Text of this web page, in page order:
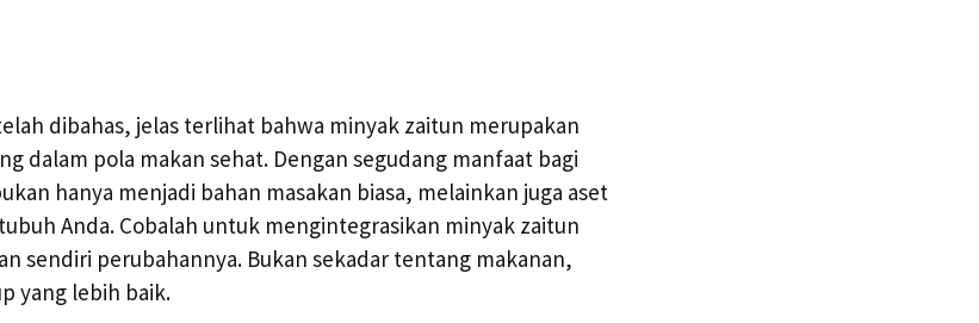
dibahas, jelas terlihat bahwa minyak zaitun merupakan
dalam pola makan sehat. Dengan segudang manfaat bagi
hanya menjadi bahan masakan biasa, melainkan juga aset
Anda. Cobalah untuk mengintegrasikan minyak zaitun
sendiri perubahannya. Bukan sekadar tentang makanan,
yang lebih baik.